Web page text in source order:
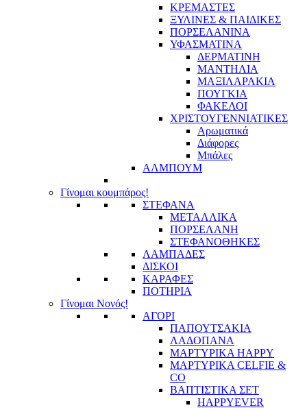
ΚΡΕΜΑΣΤΕΣ
ΞΥΛΙΝΕΣ & ΠΑΙΔΙΚΕΣ
ΠΟΡΣΕΛΑΝΙΝΑ
ΥΦΑΣΜΑΤΙΝA
ΔΕΡΜΑΤΙΝΗ
ΜΑΝΤΗΛΙΑ
ΜΑΞΙΛΑΡΑΚΙΑ
ΠΟΥΓΚΙΑ
ΦΑΚΕΛΟΙ
ΧΡΙΣΤΟΥΓΕΝΝΙΑΤΙΚΕΣ
Αρωματικά
Διάφορες
Μπάλες
ΑΛΜΠΟΥΜ
Γίνομαι κουμπάρος!
ΣΤΕΦΑΝΑ
ΜΕΤΑΛΛΙΚΑ
ΠΟΡΣΕΛΑΝΗ
ΣΤΕΦΑΝΟΘΗΚΕΣ
ΛΑΜΠΑΔΕΣ
ΔΙΣΚΟΙ
ΚΑΡΑΦΕΣ
ΠΟΤΗΡΙΑ
Γίνομαι Νονός!
ΑΓΟΡΙ
ΠΑΠΟΥΤΣΑΚΙΑ
ΛΑΔΟΠΑΝΑ
ΜΑΡΤΥΡΙΚΑ HAPPY
ΜΑΡΤΥΡΙΚΑ CELFIE &
CO
ΒΑΠΤΙΣΤΙΚΑ ΣΕΤ
HAPPYEVER